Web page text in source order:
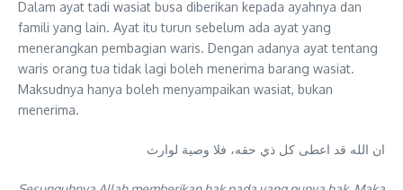
Dalam ayat tadi wasiat busa diberikan kepada ayahnya dan
famili yang lain. Ayat itu turun sebelum ada ayat yang
menerangkan pembagian waris. Dengan adanya ayat tentang
waris orang tua tidak lagi boleh menerima barang wasiat.
Maksudnya hanya boleh menyampaikan wasiat, bukan
menerima.
ان الله قد اعطى كل ذي حقه، فلا وصية لوارث